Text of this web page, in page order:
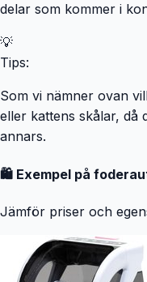
gummitätning Stor
passar enkelt i ditt kök
plast (PP, polypropen)
volym: 15 l L 24 x B 39
kan diskas i diskmaskin
delar som kommer i
💡
Tips:
Som vi nämner ovan
eller kattens skålar, då
annars.
🛍️ Exempel på
Jämför priser och